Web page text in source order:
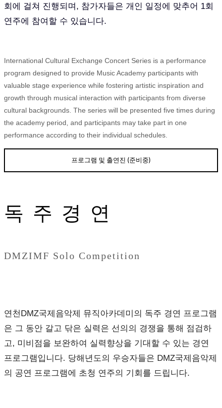
회에 걸쳐 진행되며, 참가자들은 개인 일정에 맞추어 1회
연주에 참여할 수 있습니다.
International Cultural Exchange Concert Series is a performance
program designed to provide Music Academy participants with
valuable stage experience while fostering artistic inspiration and
growth through musical interaction with participants from diverse
cultural backgrounds. The series will be presented five times during
the academy period, and participants may take part in one
performance according to their individual schedules.
프로그램 및 출연진 (준비중)
독 주 경 연
DMZIMF Solo Competition
연천DMZ국제음악제 뮤직아카데미의 독주 경연 프로그램
은 그 동안 갈고 닦은 실력은 선의의 경쟁을 통해 점검하
고, 미비점을 보완하여 실력향상을 기대할 수 있는 경연
프로그램입니다. 당해년도의 우승자들은 DMZ국제음악제
의 공연 프로그램에 초청 연주의 기회를 드립니다.